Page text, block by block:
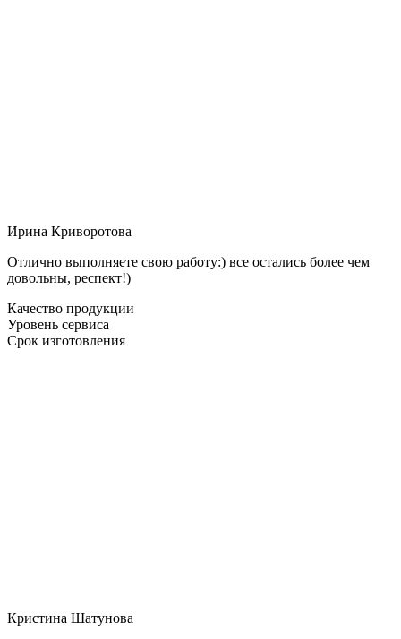
Ирина Криворотова
Отлично выполняете свою работу:) все остались более чем
довольны, респект!)
Качество продукции
Уровень сервиса
Срок изготовления
Кристина Шатунова